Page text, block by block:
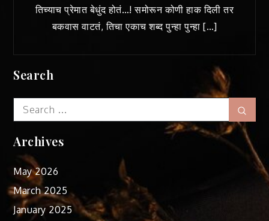
तिच्याच प्रेमात बेधुंद होतं…! समोरून कोणी हाक दिली तर
बकवास वाटतं, तिचा एकाच शब्द पुन्हा पुन्हा […]
Search
Search
for:
Archives
May 2026
March 2025
January 2025